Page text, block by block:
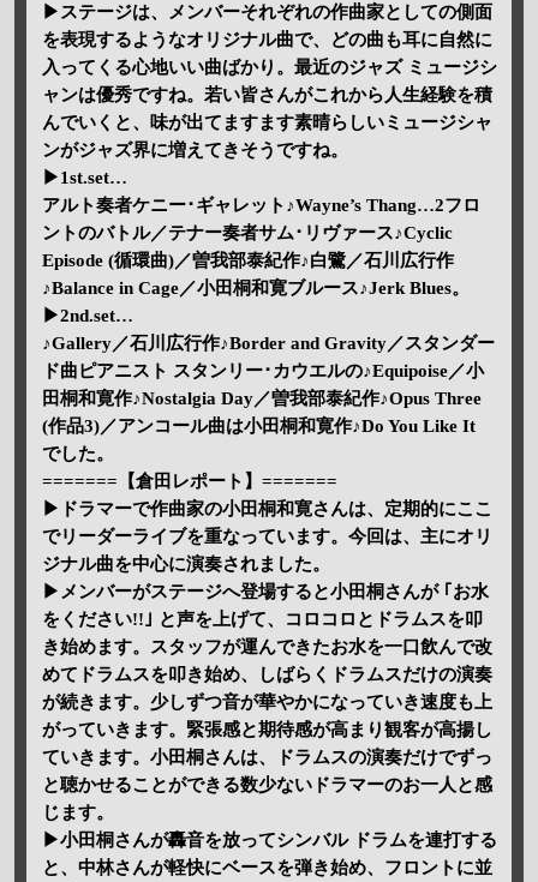
▶ステージは、メンバーそれぞれの作曲家としての側面
を表現するようなオリジナル曲で、どの曲も耳に自然に
入ってくる心地いい曲ばかり。最近のジャズ ミュージシ
ャンは優秀ですね。若い皆さんがこれから人生経験を積
んでいくと、味が出てますます素晴らしいミュージシャ
ンがジャズ界に増えてきそうですね。
▶1st.set…
アルト奏者ケニー･ギャレット♪Wayne’s Thang…2フロ
ントのバトル／テナー奏者サム･リヴァース♪Cyclic
Episode (循環曲)／曽我部泰紀作♪白鷺／石川広行作
♪Balance in Cage／小田桐和寛ブルース♪Jerk Blues。
▶2nd.set…
♪Gallery／石川広行作♪Border and Gravity／スタンダー
ド曲ピアニスト スタンリー･カウエルの♪Equipoise／小
田桐和寛作♪Nostalgia Day／曽我部泰紀作♪Opus Three
(作品3)／アンコール曲は小田桐和寛作♪Do You Like It
でした。
=======【倉田レポート】=======
▶ドラマーで作曲家の小田桐和寛さんは、定期的にここ
でリーダーライブを重なっています。今回は、主にオリ
ジナル曲を中心に演奏されました。
▶メンバーがステージへ登場すると小田桐さんが ｢お水
をください!!｣ と声を上げて、コロコロとドラムスを叩
き始めます。スタッフが運んできたお水を一口飲んで改
めてドラムスを叩き始め、しばらくドラムスだけの演奏
が続きます。少しずつ音が華やかになっていき速度も上
がっていきます。緊張感と期待感が高まり観客が高揚し
ていきます。小田桐さんは、ドラムスの演奏だけでずっ
と聴かせることができる数少ないドラマーのお一人と感
じます。
▶小田桐さんが轟音を放ってシンバル ドラムを連打する
と、中林さんが軽快にベースを弾き始め、フロントに並